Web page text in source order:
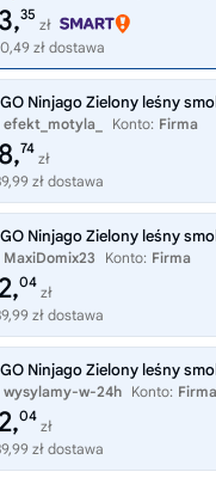
35
zł
zł dostawa
Ninjago Zielony leśny
efekt_motyla_ Konto: Firma
74
zł
zł dostawa
Ninjago Zielony leśny
MaxiDomix23 Konto: Firma
04
zł
zł dostawa
Ninjago Zielony leśny
wysylamy-w-24h Konto: Firma
04
zł
zł dostawa